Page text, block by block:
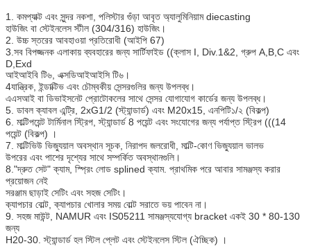
1. কমপ্যাক্ট এবং সুন্দর নকশা, পলিস্টার গুঁড়া আবৃত অ্যালুমিনিয়াম diecasting
হাউজিং বা স্টেইনলেস স্টীল (304/316) হাউজিং।
2. উচ্চ স্তরের আবহাওয়া প্রতিরোধী (আইপি 67)
3.সব বিপজ্জনক এলাকায় ব্যবহারের জন্য সার্টিফাইড ((ক্লাস I, Div.1&2, গ্রুপ A,B,C এবং
D,Exd
আইআইবি টি৬, এক্সডিআইআইসি টি৬।
4যান্ত্রিক, ইন্ডাক্টিভ এবং চৌম্বকীয় সেন্সরগুলির জন্য উপলব্ধ।
এএসআই বা ডিভাইসনেট প্রোটোকলের সাথে সেন্সর যোগাযোগ কার্ডের জন্য উপলব্ধ।
5. ডাবল ক্যাবল এন্ট্রি, 2xG1/2 (স্ট্যান্ডার্ড) এবং M20x15, এনপিটি১/২ (বিকল্প)
6. মাল্টিপয়েন্ট টার্মিনাল স্ট্রিপ, স্ট্যান্ডার্ড 8 পয়েন্ট এবং সংযোগের জন্য পর্যাপ্ত স্ট্রিপ (((14
পয়েন্ট (বিকল্প) ।
7. মাল্টিভিউ ভিজ্যুয়াল অবস্থান সূচক, নিরাপদ জলরোধী, মাল্টি-কোণ ভিজ্যুয়াল ভালভ
উপরের এবং পাশের দৃশ্যের সাথে সম্পর্কিত অবস্থানগুলি।
8."দ্রুত সেট" ক্যাম, স্প্রিং লোড splined ক্যাম. প্রাথমিক পরে আবার সামঞ্জস্য করার
প্রয়োজন নেই
সরঞ্জাম ছাড়াই সেটিং এবং সহজ সেটিং।
ক্যাপচার বোল্ট, ক্যাপচার খোলার সময় বোল্ট সরাতে ভয় পাবেন না।
9. সহজ মাউন্ট, NAMUR এবং IS05211 সামঞ্জস্যযোগ্য bracket একই 30 * 80-130
জন্য
H20-30. স্ট্যান্ডার্ড হল স্টিল প্লেট এবং স্টেইনলেস স্টিল (ঐচ্ছিক) ।